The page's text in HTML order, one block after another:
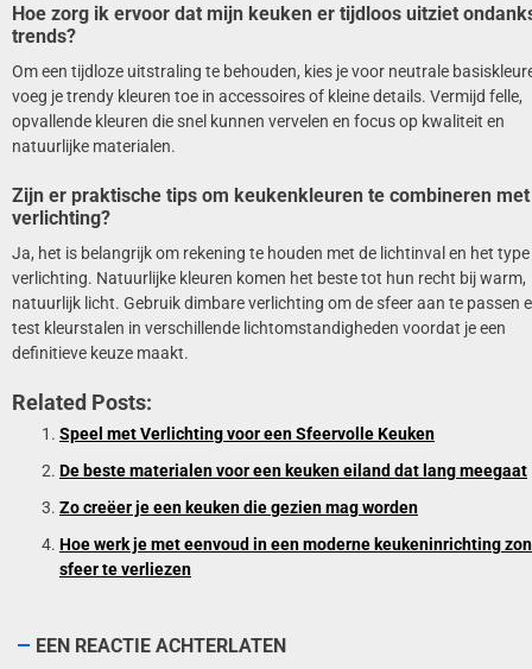
Hoe zorg ik ervoor dat mijn keuken er tijdloos uitziet
trends?
Om een tijdloze uitstraling te behouden, kies je voor neutrale
voeg je trendy kleuren toe in accessoires of kleine details. Vermijd felle,
opvallende kleuren die snel kunnen vervelen en focus op kwaliteit en
natuurlijke materialen.
Zijn er praktische tips om keukenkleuren te combineren met
verlichting?
Ja, het is belangrijk om rekening te houden met de lichtinval en het type
verlichting. Natuurlijke kleuren komen het beste tot hun recht bij warm,
natuurlijk licht. Gebruik dimbare verlichting om de sfeer aan te passen
test kleurstalen in verschillende lichtomstandigheden voordat je een
definitieve keuze maakt.
Related Posts:
Speel met Verlichting voor een Sfeervolle Keuken
De beste materialen voor een keuken eiland dat lang meegaat
Zo creëer je een keuken die gezien mag worden
Hoe werk je met eenvoud in een moderne keukeninrichting
sfeer te verliezen
EEN REACTIE ACHTERLATEN